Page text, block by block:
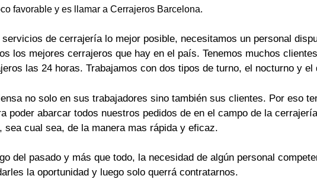
favorable y es llamar a Cerrajeros Barcelona.
de cerrajería lo mejor posible, necesitamos un personal
los mejores cerrajeros que hay en el país. Tenemos muchos
las 24 horas. Trabajamos con dos tipos de turno, el nocturno y
no solo en sus trabajadores sino también sus clientes. Por eso
poder abarcar todos nuestros pedidos de en el campo de la
sea cual sea, de la manera mas rápida y eficaz.
del pasado y más que todo, la necesidad de algún personal
la oportunidad y luego solo querrá contratarnos.